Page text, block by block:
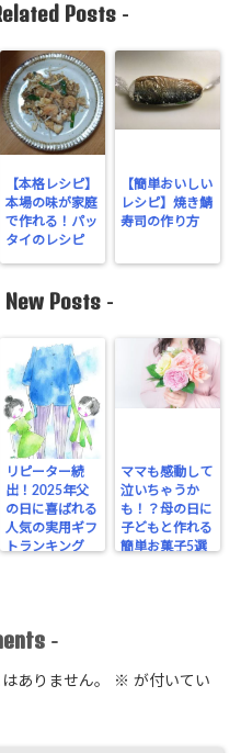
Posts-
【本格レシピ】
本場の味が家庭
で作れる！パッ
タイのレシピ
【簡単おいしい
レシピ】焼き鯖
寿司の作り方
New Posts -
リピーター続
出！2025年父
の日に喜ばれる
人気の実用ギフ
トランキング
ママも感動して
泣いちゃうか
も！？母の日に
子どもと作れる
簡単お菓子5選
-
ありません。 ※ が付いてい